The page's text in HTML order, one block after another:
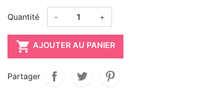
Quantité - +
 AJOUTER AU PANIER
Partager